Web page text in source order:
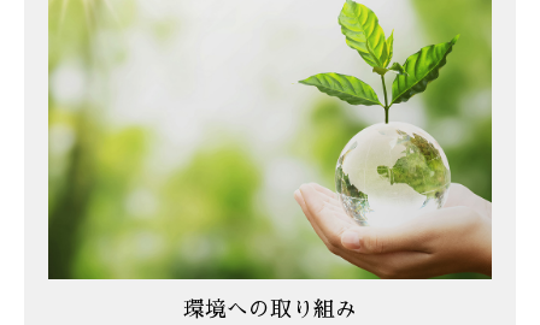
環境への取り組み